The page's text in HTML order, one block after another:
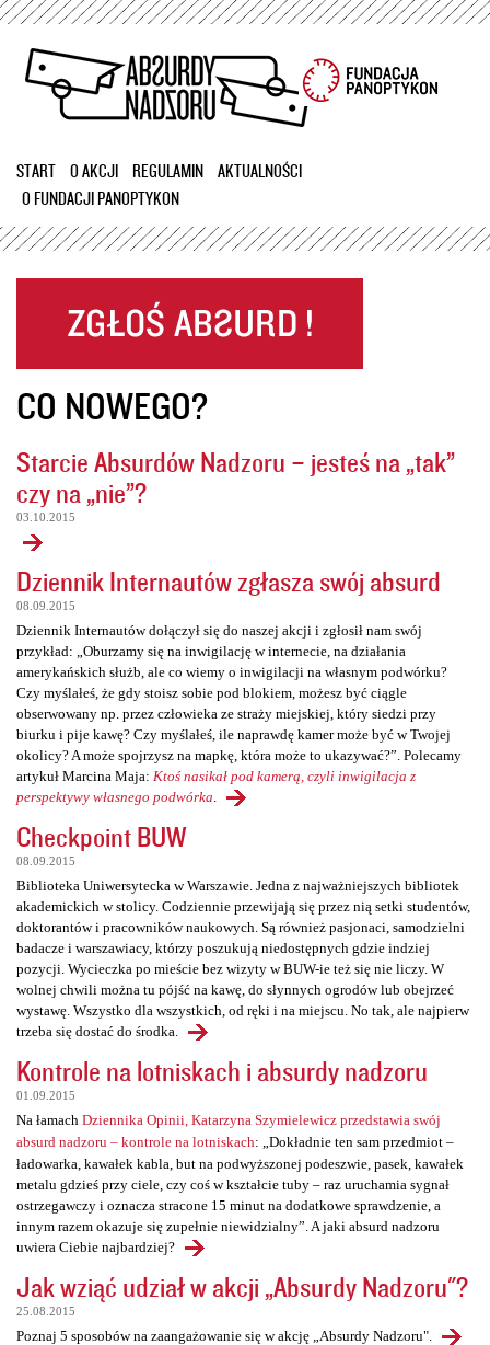
Przejdź
treści
START O AKCJI REGULAMIN
AKTUALNOŚCI
O FUNDACJI PANOPTYKON
CO NOWEGO?
Starcie Absurdów Nadzoru – jesteś na „tak”
czy na „nie”?
03.10.2015
Dziennik Internautów zgłasza swój absurd
08.09.2015
Dziennik Internautów dołączył się do naszej akcji i zgłosił nam swój
przykład: „Oburzamy się na inwigilację w internecie, na działania
amerykańskich służb, ale co wiemy o inwigilacji na własnym podwórku?
Czy myślałeś, że gdy stoisz sobie pod blokiem, możesz być ciągle
obserwowany np. przez człowieka ze straży miejskiej, który siedzi przy
biurku i pije kawę? Czy myślałeś, ile naprawdę kamer może być w Twojej
okolicy? A może spojrzysz na mapkę, która może to ukazywać?”. Polecamy
artykuł Marcina Maja: Ktoś nasikał pod kamerą, czyli inwigilacja z
perspektywy własnego podwórka
Checkpoint BUW
08.09.2015
Biblioteka Uniwersytecka w Warszawie. Jedna z najważniejszych bibliotek
akademickich w stolicy. Codziennie przewijają się przez nią setki studentów,
doktorantów i pracowników naukowych. Są również pasjonaci, samodzielni
badacze i warszawiacy, którzy poszukują niedostępnych gdzie indziej
pozycji. Wycieczka po mieście bez wizyty w BUW-ie też się nie liczy. W
wolnej chwili można tu pójść na kawę, do słynnych ogrodów lub obejrzeć
wystawę. Wszystko dla wszystkich, od ręki i na miejscu. No tak, ale najpierw
trzeba się dostać do środka.
Kontrole na lotniskach i absurdy nadzoru
01.09.2015
Na łamach Dziennika Opinii, Katarzyna Szymielewicz przedstawia swój
absurd nadzoru – kontrole na lotniskach: „Dokładnie ten sam przedmiot –
ładowarka, kawałek kabla, but na podwyższonej podeszwie, pasek, kawałek
metalu gdzieś przy ciele, czy coś w kształcie tuby – raz uruchamia sygnał
ostrzegawczy i oznacza stracone 15 minut na dodatkowe sprawdzenie, a
innym razem okazuje się zupełnie niewidzialny”. A jaki absurd nadzoru
uwiera Ciebie najbardziej?
Jak wziąć udział w akcji „Absurdy Nadzoru"?
25.08.2015
Poznaj 5 sposobów na zaangażowanie się w akcję „Absurdy Nadzoru".